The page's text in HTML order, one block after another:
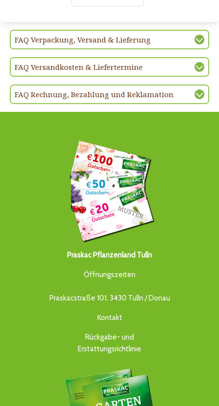
FAQ Verpackung, Versand & Lieferung
FAQ Versandkosten & Liefertermine
FAQ Rechnung, Bezahlung und Reklamation
Praskac Pflanzenland Tulln
Öffnungszeiten
Praskacstraße 101, 3430 Tulln / Donau
Kontakt
Rückgabe- und
Erstattungsrichtlinie